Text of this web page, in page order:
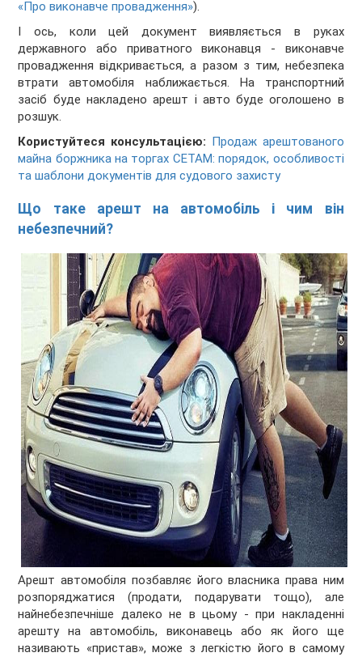
«Про виконавче провадження»).
І ось, коли цей документ виявляється в руках
державного або приватного виконавця - виконавче
провадження відкривається, а разом з тим, небезпека
втрати автомобіля наближається. На транспортний
засіб буде накладено арешт і авто буде оголошено в
розшук.
Користуйтеся консультацією: Продаж арештованого
майна боржника на торгах СЕТАМ: порядок, особливості
та шаблони документів для судового захисту
Що таке арешт на автомобіль і чим він
небезпечний?
Арешт автомобіля позбавляє його власника права ним
розпоряджатися (продати, подарувати тощо), але
найнебезпечніше далеко не в цьому - при накладенні
арешту на автомобіль, виконавець або як його ще
називають «пристав», може з легкістю його в самому